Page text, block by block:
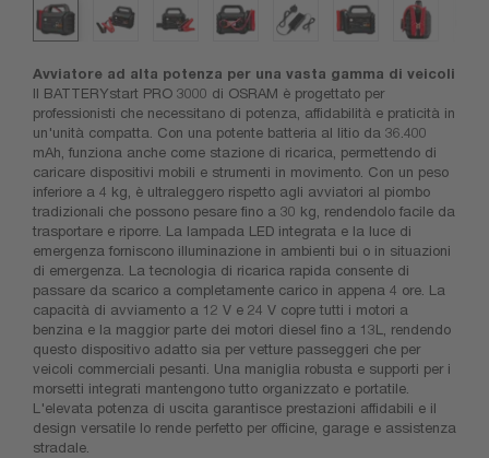
Avviatore ad alta potenza per una vasta gamma di veicoli
Il BATTERYstart PRO 3000 di OSRAM è progettato per
professionisti che necessitano di potenza, affidabilità e praticità in
un'unità compatta. Con una potente batteria al litio da 36.400
mAh, funziona anche come stazione di ricarica, permettendo di
caricare dispositivi mobili e strumenti in movimento. Con un peso
inferiore a 4 kg, è ultraleggero rispetto agli avviatori al piombo
tradizionali che possono pesare fino a 30 kg, rendendolo facile da
trasportare e riporre. La lampada LED integrata e la luce di
emergenza forniscono illuminazione in ambienti bui o in situazioni
di emergenza. La tecnologia di ricarica rapida consente di
passare da scarico a completamente carico in appena 4 ore. La
capacità di avviamento a 12 V e 24 V copre tutti i motori a
benzina e la maggior parte dei motori diesel fino a 13L, rendendo
questo dispositivo adatto sia per vetture passeggeri che per
veicoli commerciali pesanti. Una maniglia robusta e supporti per i
morsetti integrati mantengono tutto organizzato e portatile.
L'elevata potenza di uscita garantisce prestazioni affidabili e il
design versatile lo rende perfetto per officine, garage e assistenza
stradale.